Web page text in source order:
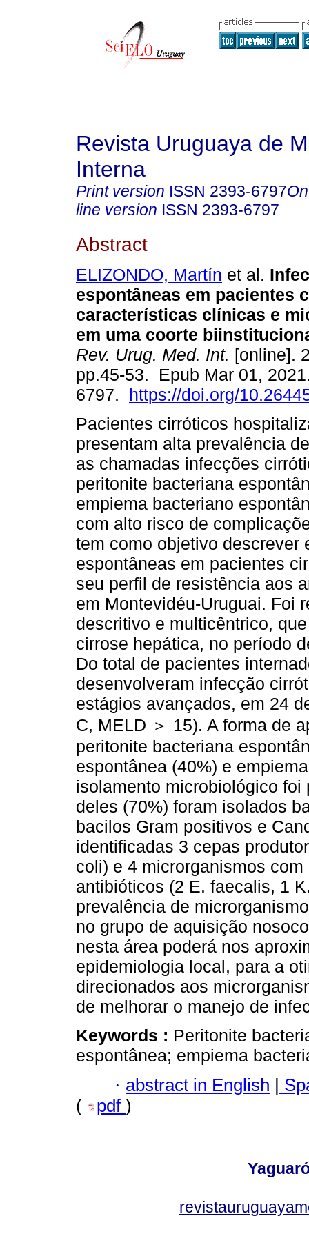
Revista Uruguaya de
Interna
Print version ISSN 2393-6797
line version ISSN 2393-6797
Abstract
ELIZONDO, Martín et al.
espontâneas em pacientes
características clínicas e
em uma coorte
Rev. Urug. Med. Int. [online].
pp.45-53. Epub Mar 01,
6797. https://doi.org/
Pacientes cirróticos
presentam alta prevalência
as chamadas infecções
peritonite bacteriana
empiema bacteriano
com alto risco de
tem como objetivo descrever
espontâneas em pacientes
seu perfil de resistência aos
em Montevidéu-Uruguai. Foi
descritivo e multicêntrico,
cirrose hepática, no período
Do total de pacientes
desenvolveram infecção
estágios avançados, em 24
C, MELD ＞ 15). A forma de
peritonite bacteriana
espontânea (40%) e
isolamento microbiológico
deles (70%) foram isolados
bacilos Gram positivos e
identificadas 3 cepas
coli) e 4 microrganismos
antibióticos (2 E. faecalis, 1
prevalência de
no grupo de aquisição
nesta área poderá nos
epidemiologia local, para a
direcionados aos
de melhorar o manejo de
Keywords : Peritonite
espontânea; empiema
· abstract in English |
(
pdf )